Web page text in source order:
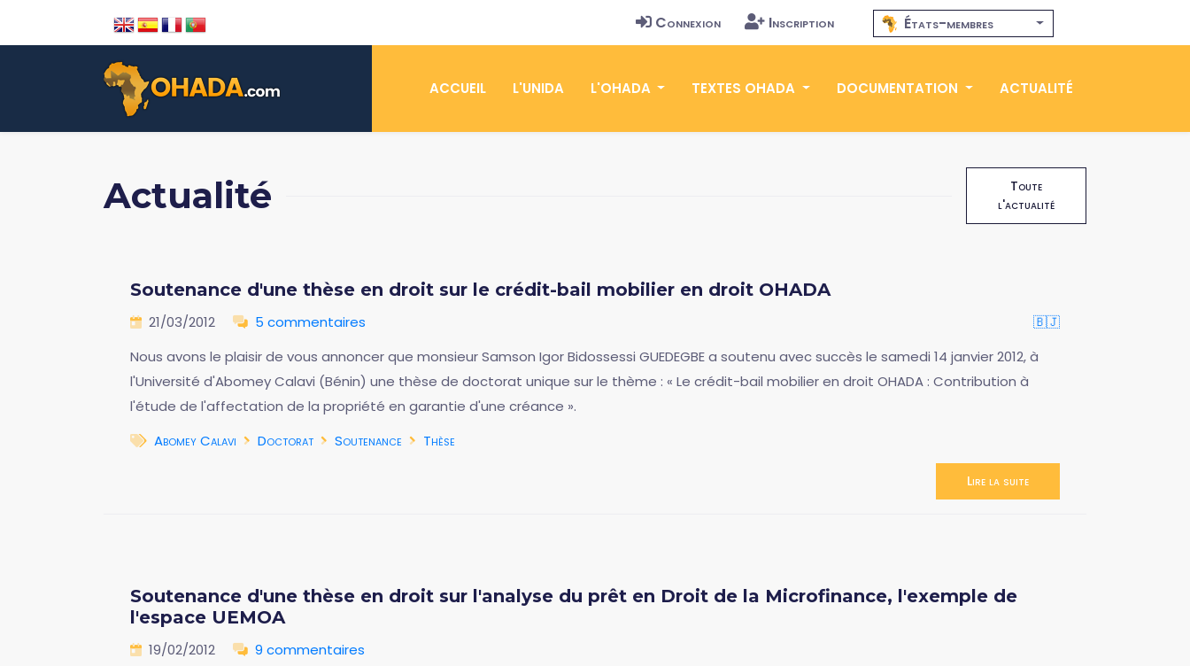
Connexion Inscription États-membres
ACCUEIL L'UNIDA L'OHADA TEXTES OHADA DOCUMENTATION ACTUALITÉ
Actualité
Toute
l'actualité
Soutenance d'une thèse en droit sur le crédit-bail mobilier en droit OHADA
21/03/2012 5 commentaires
🇧🇯
Nous avons le plaisir de vous annoncer que monsieur Samson Igor Bidossessi GUEDEGBE a soutenu avec succès le samedi 14 janvier 2012, à
l'Université d'Abomey Calavi (Bénin) une thèse de doctorat unique sur le thème : « Le crédit-bail mobilier en droit OHADA : Contribution à
l'étude de l'affectation de la propriété en garantie d'une créance ».
Abomey Calavi
Doctorat Soutenance Thèse
Lire la suite
Soutenance d'une thèse en droit sur l'analyse du prêt en Droit de la Microfinance, l'exemple de
l'espace UEMOA
19/02/2012
9 commentaires